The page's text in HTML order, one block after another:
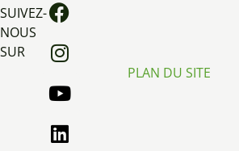
SUIVEZ-
NOUS
SUR
PLAN DU SITE